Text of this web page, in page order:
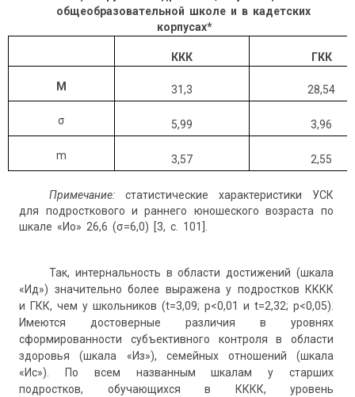
общеобразовательной школе и в кадетских
корпусах*
ККК ГКК
M 31,3 28,54
σ 5,99 3,96
m 3,57 2,55
Примечание: статистические характеристики УСК
для подросткового и раннего юношеского возраста по
шкале «Ио» 26,6 (σ=6,0) [3, с. 101].
Так, интернальность в области достижений (шкала
«Ид») значительно более выражена у подростков КККК
и ГКК, чем у школьников (t=3,09; р<0,01 и t=2,32; р<0,05).
Имеются достоверные различия в уровнях
сформированности субъективного контроля в области
здоровья (шкала «Из»), семейных отношений (шкала
«Ис»). По всем названным шкалам у старших
подростков, обучающихся в КККК, уровень